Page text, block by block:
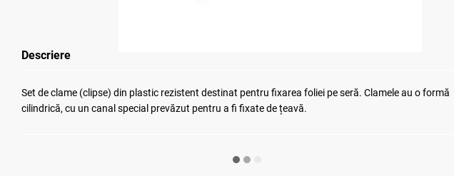
Descriere
Set de clame (clipse) din plastic rezistent destinat pentru fixarea foliei pe seră. Clamele au o formă
cilindrică, cu un canal special prevăzut pentru a fi fixate de țeavă.